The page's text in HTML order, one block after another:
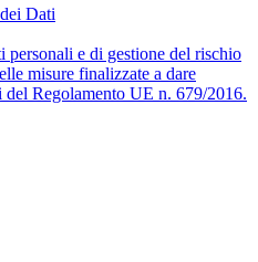
Dati
personali e di gestione del rischio
misure finalizzate a dare
del Regolamento UE n. 679/2016.